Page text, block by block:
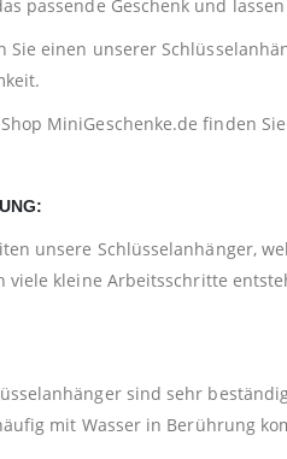
passende Geschenk und
Sie einen unserer
MiniGeschenke.de finden
unsere Schlüsselanhänger,
viele kleine Arbeitsschritte
sind sehr
mit Wasser in Berührung